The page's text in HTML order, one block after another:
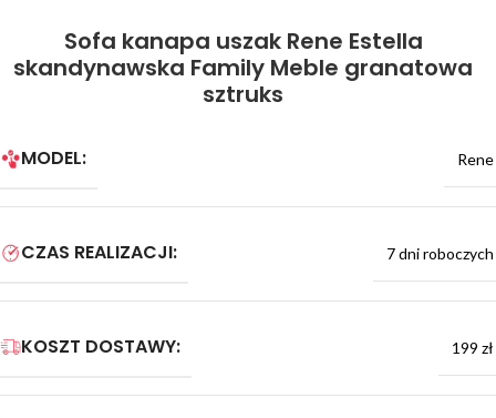
Sofa kanapa uszak Rene Estella
skandynawska Family Meble granatowa
sztruks
MODEL: Rene
CZAS REALIZACJI: 7 dni roboczych
KOSZT DOSTAWY: 199 zł